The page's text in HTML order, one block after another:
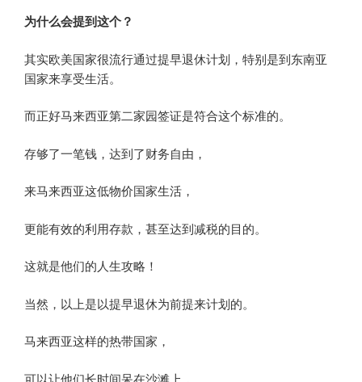
为什么会提到这个？
其实欧美国家很流行通过提早退休计划，特别是到东南亚
国家来享受生活。
而正好马来西亚第二家园签证是符合这个标准的。
存够了一笔钱，达到了财务自由，
来马来西亚这低物价国家生活，
更能有效的利用存款，甚至达到减税的目的。
这就是他们的人生攻略！
当然，以上是以提早退休为前提来计划的。
马来西亚这样的热带国家，